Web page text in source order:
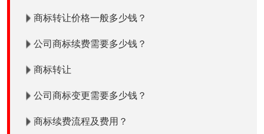
商标转让价格一般多少钱？
公司商标续费需要多少钱？
商标转让
公司商标变更需要多少钱？
商标续费流程及费用？